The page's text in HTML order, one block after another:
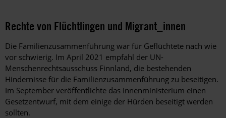
Rechte von Flüchtlingen und Migrant_innen
Die Familienzusammenführung war für Geflüchtete nach wie
vor schwierig. Im April 2021 empfahl der UN-
Menschenrechtsausschuss Finnland, die bestehenden
Hindernisse für die Familienzusammenführung zu beseitigen.
Im September veröffentlichte das Innenministerium einen
Gesetzentwurf, mit dem einige der Hürden beseitigt werden
sollten.